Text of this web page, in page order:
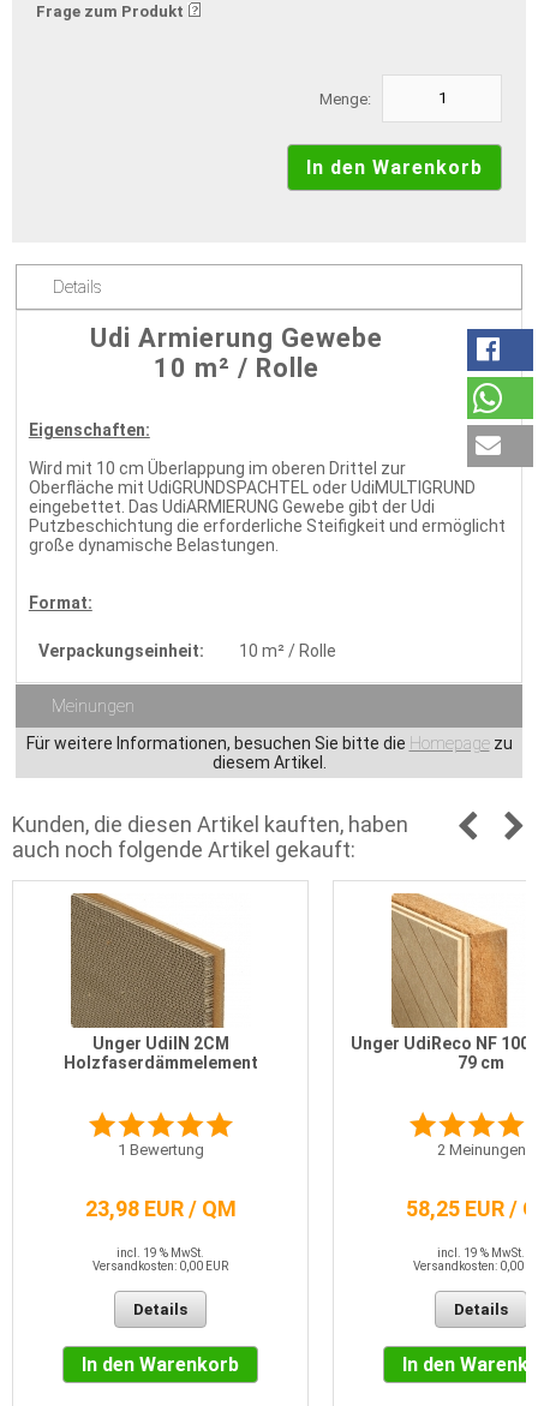
Frage zum Produkt
Menge:
Details
Udi Armierung Gewebe
10 m² / Rolle
Eigenschaften:
Wird mit 10 cm Überlappung im oberen Drittel zur
Oberfläche mit UdiGRUNDSPACHTEL oder UdiMULTIGRUND
eingebettet. Das UdiARMIERUNG Gewebe gibt der Udi
Putzbeschichtung die erforderliche Steifigkeit und ermöglicht
große dynamische Belastungen.
Format:
Verpackungseinheit: 10 m² / Rolle
Meinungen
Für weitere Informationen, besuchen Sie bitte die Homepagezu
diesem Artikel.
Kunden, die diesen Artikel kauften, haben
auch noch folgende Artikel gekauft:
Unger UdiIN 2CM
Holzfaserdämmelement
1 Bewertung
23,98 EUR / QM
incl. 19 % MwSt.
Versandkosten: 0,00 EUR
Details
In den Warenkorb
Unger UdiReco NF 100
79 cm
2Meinungen
58,25 EUR /
incl. 19 % MwSt.
Versandkosten: 0,00
Details
In den